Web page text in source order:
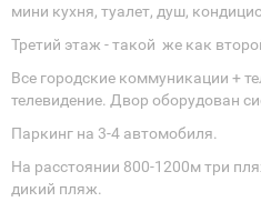
мини кухня, туалет, душ,
Третий этаж - такой же как
Все городские коммуникации +
телевидение. Двор оборудован
Паркинг на 3-4 автомобиля.
На расстоянии 800-1200м три
дикий пляж.